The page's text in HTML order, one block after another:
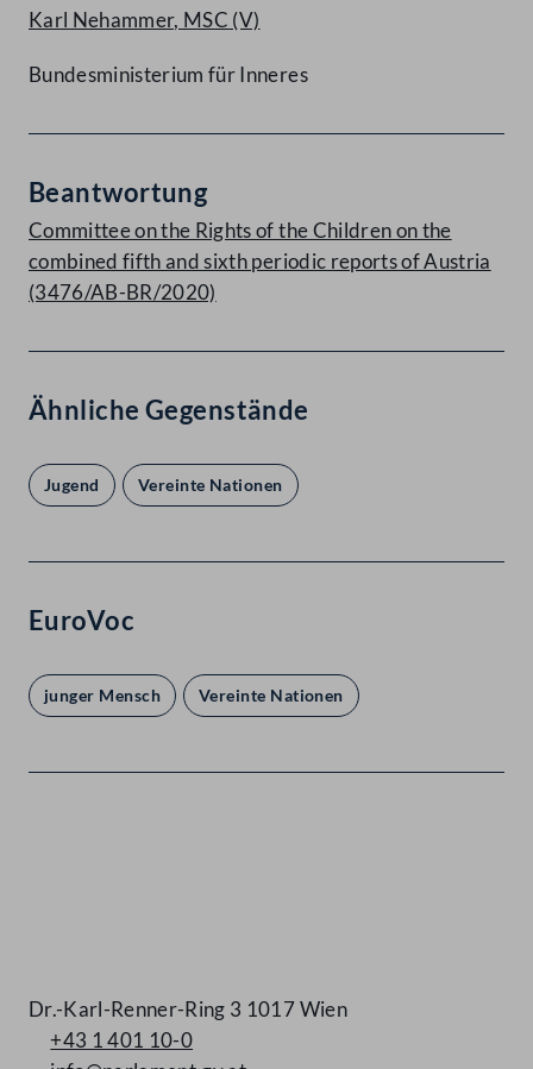
Karl Nehammer, MSC (V)
Bundesministerium für Inneres
Beantwortung
Committee on the Rights of the Children on the
combined fifth and sixth periodic reports of Austria
(3476/AB-BR/2020)
Ähnliche Gegenstände
Jugend Vereinte Nationen
EuroVoc
junger Mensch Vereinte Nationen
Dr.-Karl-Renner-Ring 3 1017 Wien
+43 1 401 10-0